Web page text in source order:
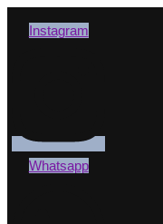
Instagram
Whatsapp